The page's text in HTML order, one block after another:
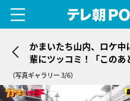
かまいたち山内、ロケ
輩にツッコミ！「このあ
組に出るんでしょ？」
（写真ギャラリー 3/6）